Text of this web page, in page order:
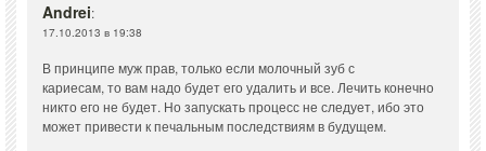
Andrei:
17.10.2013 в 19:38
В принципе муж прав, только если молочный зуб с
кариесам, то вам надо будет его удалить и все. Лечить конечно
никто его не будет. Но запускать процесс не следует, ибо это
может привести к печальным последствиям в будущем.